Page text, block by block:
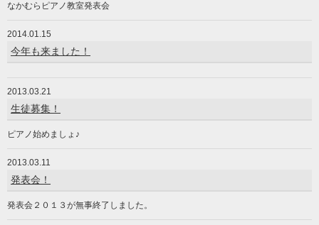
なかむらピアノ教室発表会
2014.01.15
今年も来ました！
2013.03.21
生徒募集！
ピアノ始めましょ♪
2013.03.11
発表会！
発表会２０１３が無事終了しました。